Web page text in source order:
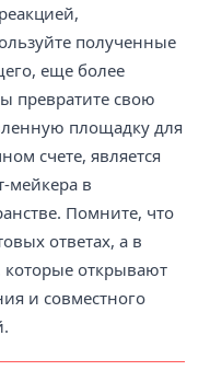
полученные
еще более
превратите свою
площадку для
счете, является
мейкера в
Помните, что
ответах, а в
которые открывают
и совместного